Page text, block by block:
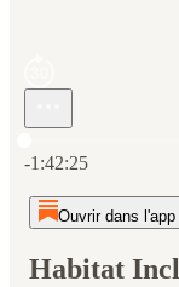
-1:42:25
Ouvrir dans l'app
Habitat